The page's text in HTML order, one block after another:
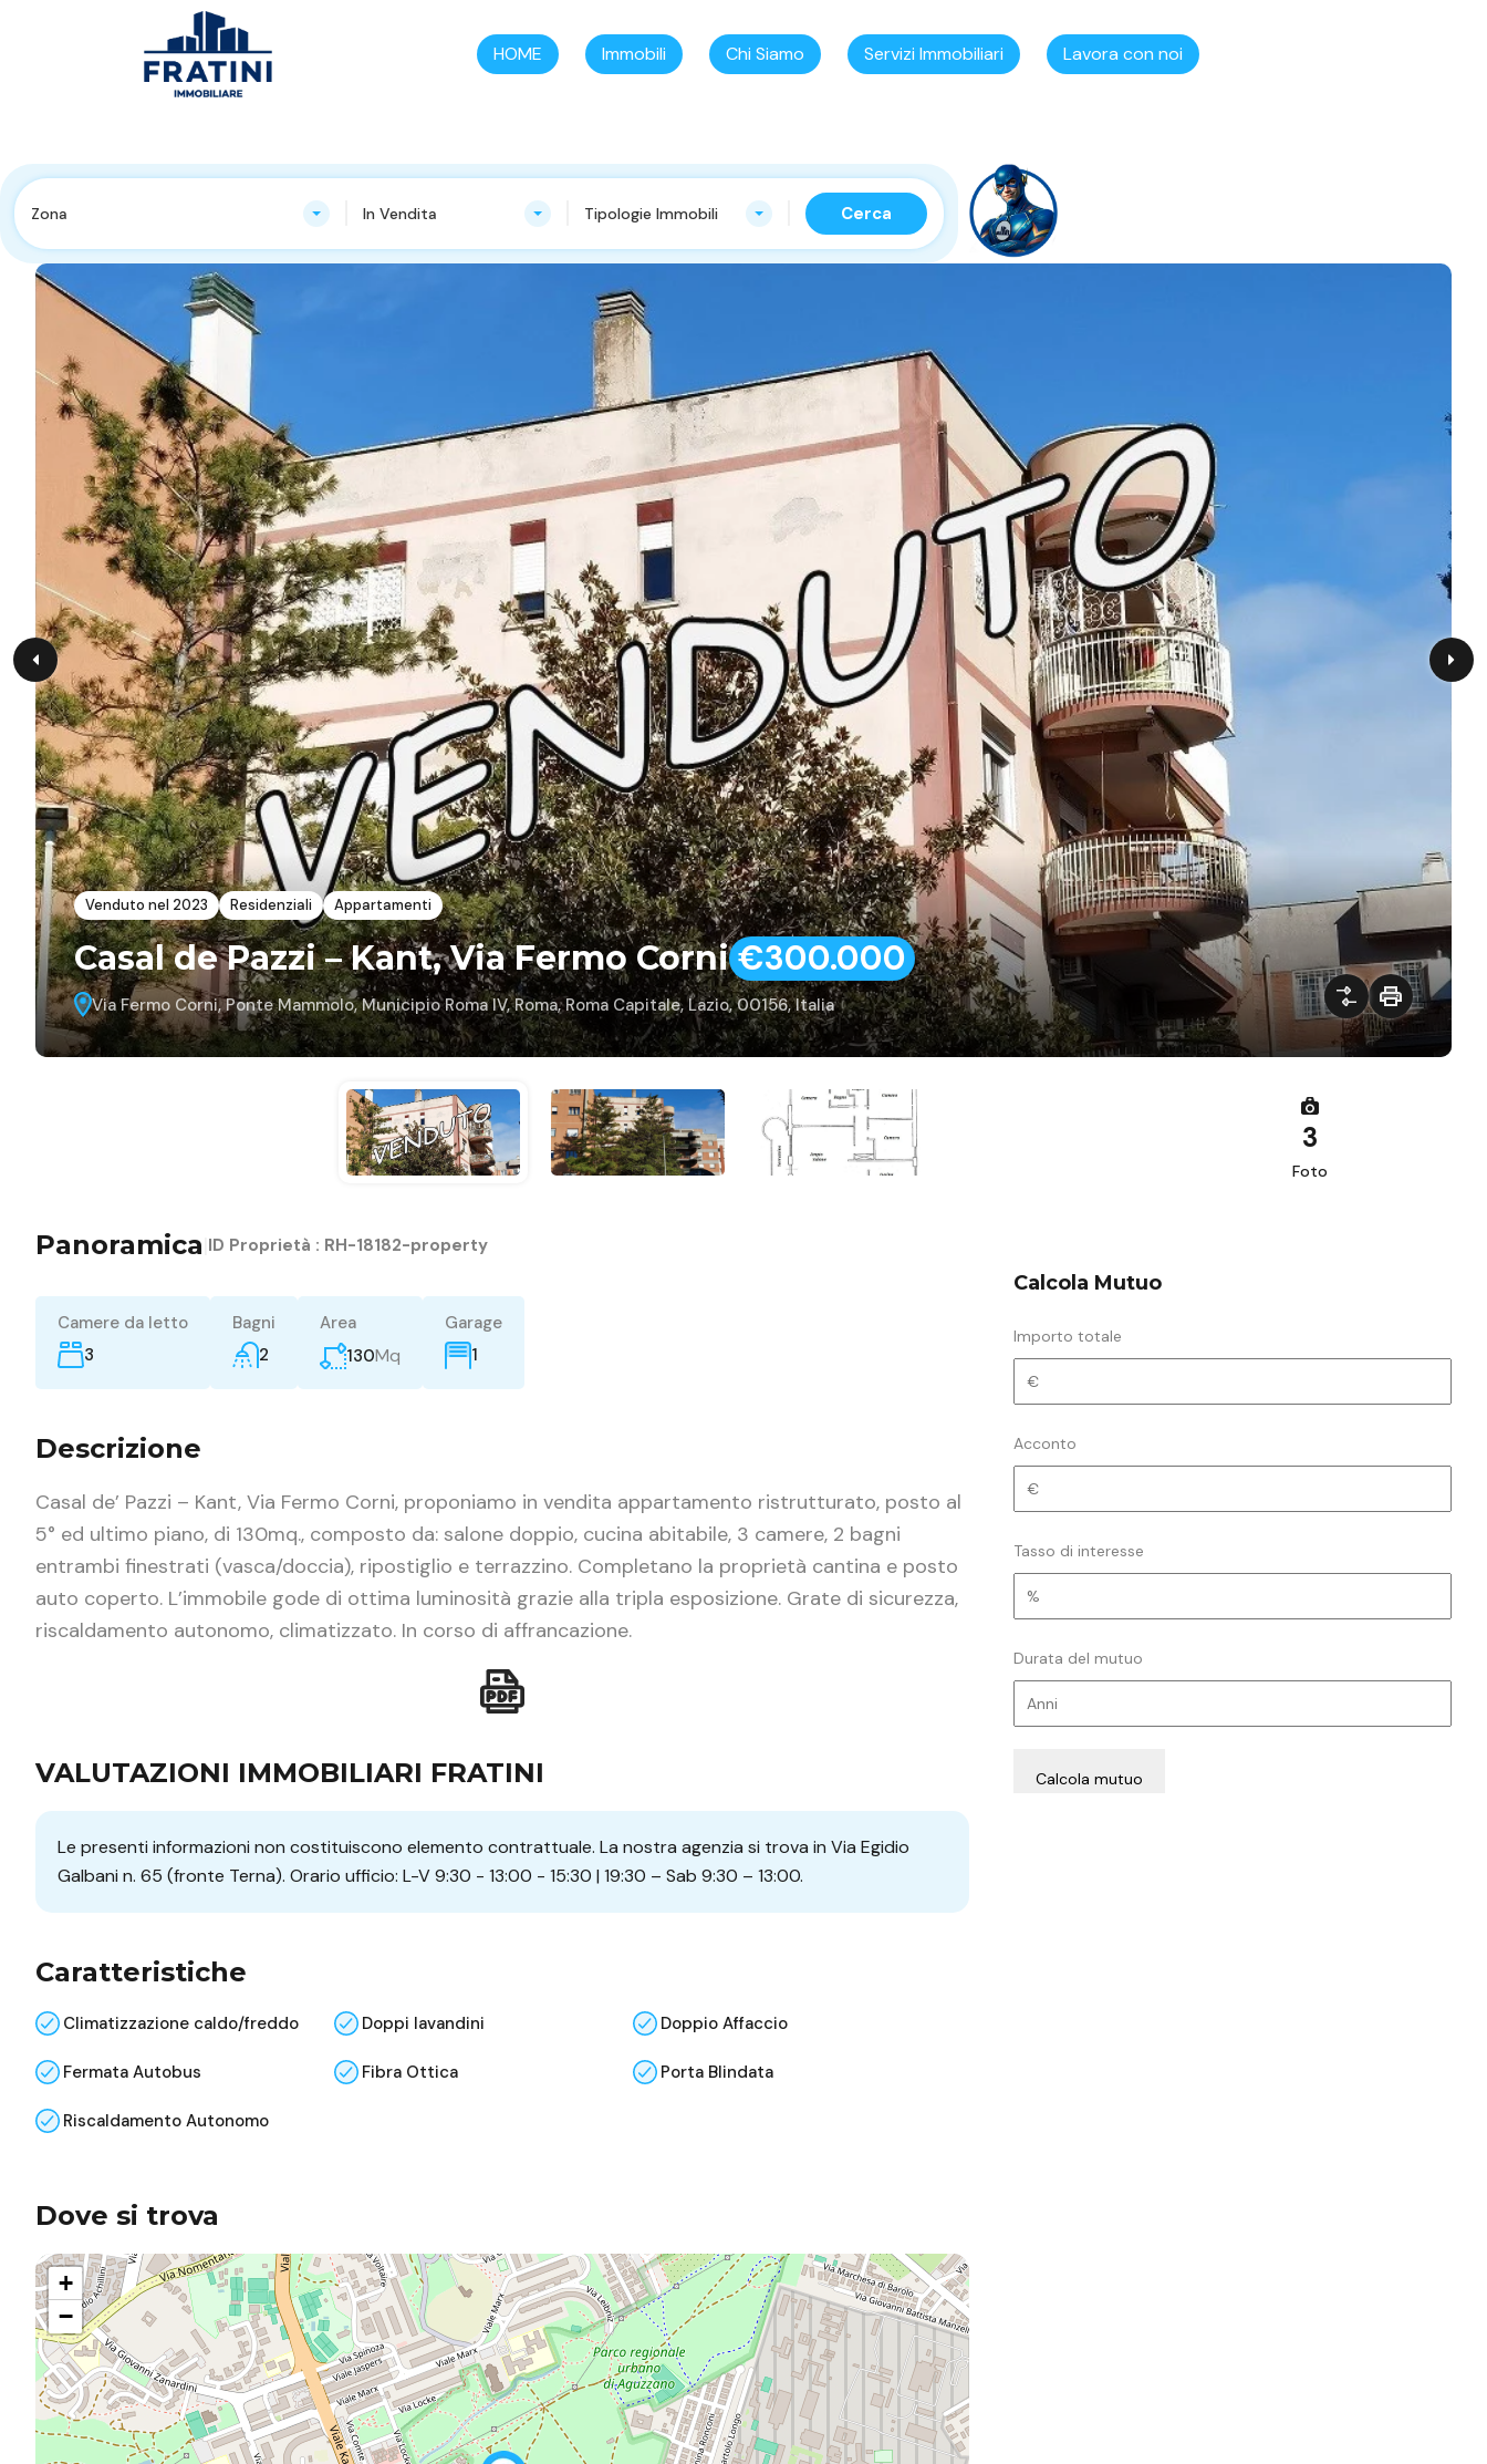
HOME Immobili Chi Siamo Servizi Immobiliari Lavora con noi
Zona In Vendita Tipologie Immobili Cerca
Venduto nel 2023 Residenziali Appartamenti
Casal de Pazzi – Kant, Via Fermo Corni €300.000
Via Fermo Corni, Ponte Mammolo, Municipio Roma IV, Roma, Roma Capitale, Lazio, 00156, Italia
3
Foto
Panoramica ID Proprietà : RH-18182-property
Camere da letto
3
Bagni
2
Area
130Mq
Garage
1
Descrizione
Casal de’ Pazzi – Kant, Via Fermo Corni, proponiamo in vendita appartamento ristrutturato, posto al
5° ed ultimo piano, di 130mq., composto da: salone doppio, cucina abitabile, 3 camere, 2 bagni
entrambi finestrati (vasca/doccia), ripostiglio e terrazzino. Completano la proprietà cantina e posto
auto coperto. L’immobile gode di ottima luminosità grazie alla tripla esposizione. Grate di sicurezza,
riscaldamento autonomo, climatizzato. In corso di affrancazione.
VALUTAZIONI IMMOBILIARI FRATINI
Le presenti informazioni non costituiscono elemento contrattuale. La nostra agenzia si trova in Via Egidio
Galbani n. 65 (fronte Terna). Orario ufficio: L-V 9:30 - 13:00 - 15:30 | 19:30 – Sab 9:30 – 13:00.
Caratteristiche
Climatizzazione caldo/freddo Doppi lavandini Doppio Affaccio
Fermata Autobus Fibra Ottica Porta Blindata
Riscaldamento Autonomo
Dove si trova
+
−
Calcola Mutuo
Importo totale
Acconto
Tasso di interesse
Durata del mutuo